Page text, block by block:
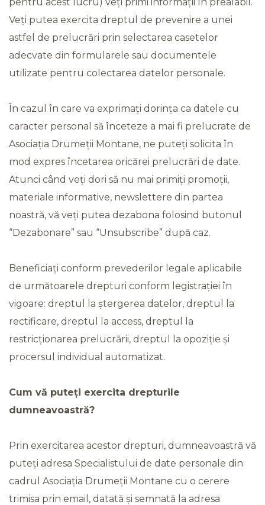
Veți putea exercita dreptul de prevenire a unei
astfel de prelucrări prin selectarea casetelor
adecvate din formularele sau documentele
utilizate pentru colectarea datelor personale.
În cazul în care va exprimați dorința ca datele cu
caracter personal să înceteze a mai fi prelucrate de
Asociația Drumeții Montane, ne puteți solicita în
mod expres încetarea oricărei prelucrări de date.
Atunci când veți dori să nu mai primiți promoții,
materiale informative, newslettere din partea
noastră, vă veți putea dezabona folosind butonul
“Dezabonare” sau “Unsubscribe” după caz.
Beneficiați conform prevederilor legale aplicabile
de următoarele drepturi conform legistrației în
vigoare: dreptul la ștergerea datelor, dreptul la
rectificare, dreptul la access, dreptul la
restricționarea prelucrării, dreptul la opoziție și
procersul individual automatizat.
Cum vă puteți exercita drepturile
dumneavoastră?
Prin exercitarea acestor drepturi, dumneavoastră vă
puteți adresa Specialistului de date personale din
cadrul Asociația Drumeții Montane cu o cerere
trimisa prin email, datată și semnată la adresa